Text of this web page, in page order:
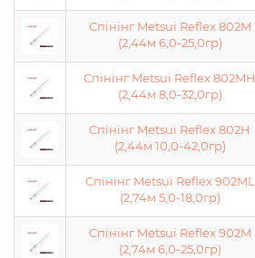
Спінінг Metsui Reflex 802M
(2,44м 6,0-25,0гр)
Спінінг Metsui Reflex 802MH
(2,44м 8,0-32,0гр)
Спінінг Metsui Reflex 802H
(2,44м 10,0-42,0гр)
Спінінг Metsui Reflex 902ML
(2,74м 5,0-18,0гр)
Спінінг Metsui Reflex 902M
(2,74м 6,0-25,0гр)